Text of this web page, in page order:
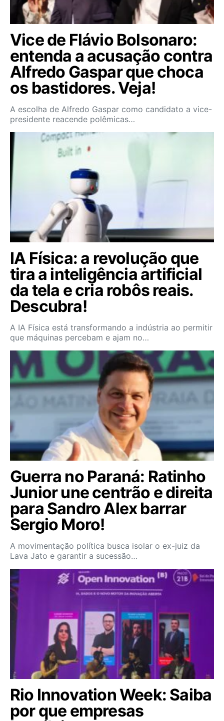
Vice de Flávio Bolsonaro:
entenda a acusação contra
Alfredo Gaspar que choca
os bastidores. Veja!
A escolha de Alfredo Gaspar como candidato a vice-
presidente reacende polêmicas…
IA Física: a revolução que
tira a inteligência artificial
da tela e cria robôs reais.
Descubra!
A IA Física está transformando a indústria ao permitir
que máquinas percebam e ajam no…
Guerra no Paraná: Ratinho
Junior une centrão e direita
para Sandro Alex barrar
Sergio Moro!
A movimentação política busca isolar o ex-juiz da
Lava Jato e garantir a sucessão…
Rio Innovation Week: Saiba
por que empresas